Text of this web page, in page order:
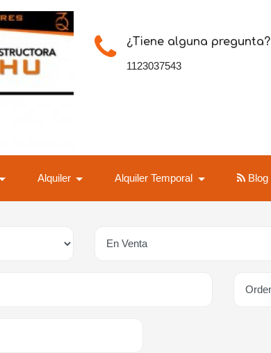
¿Tiene alguna pregunta?
1123037543
Alquiler Alquiler Temporal Blog